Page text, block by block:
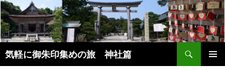
コ
ン
テ
ン
ツ
へ
気軽に御朱印集めの旅 神社篇
索